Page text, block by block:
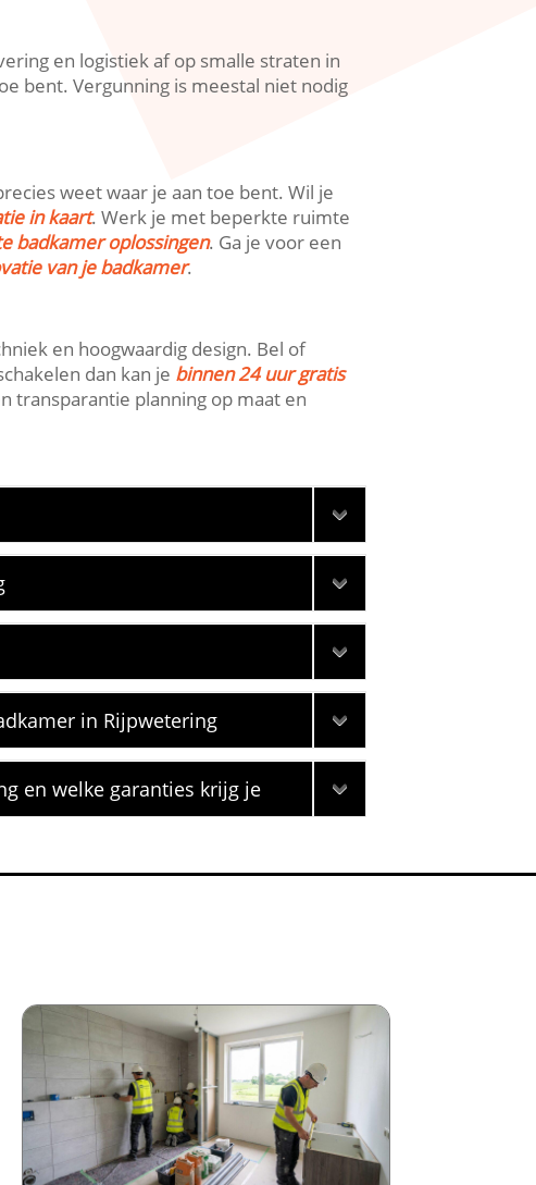
en logistiek af op smalle straten in
bent.​ Vergunning is meestal niet nodig
weet waar je aan toe bent.​ Wil je
in kaart.​ Werk je met beperkte ruimte
badkamer oplossingen.​ Ga je voor een
van je badkamer.​
en hoogwaardig design.​ Bel of
dan kan je binnen 24 uur gratis
transparantie planning op maat en
in Rijpwetering
en welke garanties krijg je